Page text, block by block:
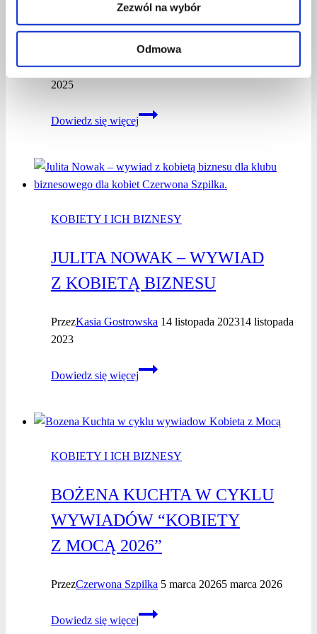
Zezwól na wybór
Odmowa
ANNA STRZELECKA
PrzezKasia Gostrowska 29 stycznia 202529 stycznia
2025
Dowiedz się więcej
Plebiscyt
i sięgam
po więcej
–
Strzelecka
KOBIETY I ICH BIZNESY
JULITA NOWAK – WYWIAD
Z KOBIETĄ BIZNESU
PrzezKasia Gostrowska 14 listopada 202314 listopada
2023
Dowiedz się więcej
Julita
wywiad
biznesu
KOBIETY I ICH BIZNESY
BOŻENA KUCHTA W CYKLU
WYWIADÓW “KOBIETY
Z MOCĄ 2026”
PrzezCzerwona Szpilka 5 marca 20265 marca 2026
Dowiedz się więcej
Bożena